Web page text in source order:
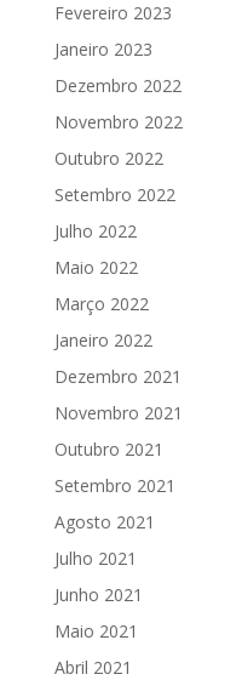
Fevereiro 2023
Janeiro 2023
Dezembro 2022
Novembro 2022
Outubro 2022
Setembro 2022
Julho 2022
Maio 2022
Março 2022
Janeiro 2022
Dezembro 2021
Novembro 2021
Outubro 2021
Setembro 2021
Agosto 2021
Julho 2021
Junho 2021
Maio 2021
Abril 2021